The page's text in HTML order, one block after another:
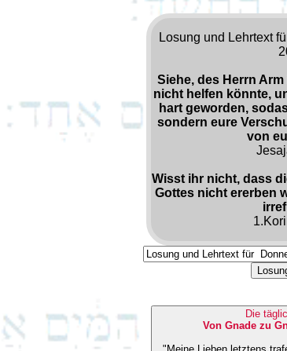
Losung und Lehrtext
Siehe, des Herrn
nicht helfen könnte,
hart geworden,
sondern eure
von
Wisst ihr nicht, dass
Gottes nicht ererben
Die
Von Gnade zu